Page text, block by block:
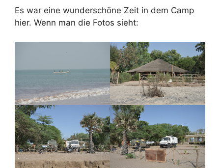
Es war eine wunderschöne Zeit in dem Camp
hier. Wenn man die Fotos sieht: